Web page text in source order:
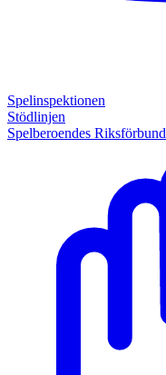
Spelinspektionen
Stödlinjen
Spelberoendes Riksförbund